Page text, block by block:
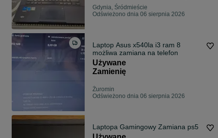
Gdynia, Śródmieście
Odświeżono dnia 06 sierpnia 2026
Laptop Asus x540la i3 ram 8
możliwa zamiana na telefon
Używane
Zamienię
Żuromin
Odświeżono dnia 06 sierpnia 2026
Laptopa Gamingowy Zamiana ps5